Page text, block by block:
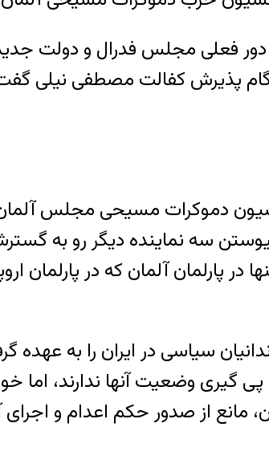
دور فعلی مجلس فدرال و
پذیرش کفالت مصطفی نیلی گفت
دموکرات مسیحی مجلس آلمان
سه نماینده دیگر رو به
در پارلمان آلمان که در پارلمان
سیاسی در ایران را به عهده
گیری وضعیت آنها ندارند، اما
مانع از صدور حکم اعدام و اجرای